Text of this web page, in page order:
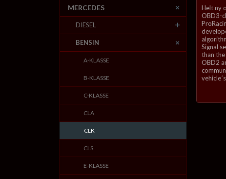
inkl.
mva.
Helt ny
OBD3-
Signal
than the
OBD2
MERCEDES
DIESEL
BENSIN
A-KLASSE
B-KLASSE
C-KLASSE
CLA
CLK
CLS
E-KLASSE